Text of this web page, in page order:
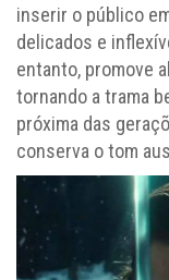
inserir o público
delicados e
entanto, promove
tornando a trama
próxima das
conserva o tom